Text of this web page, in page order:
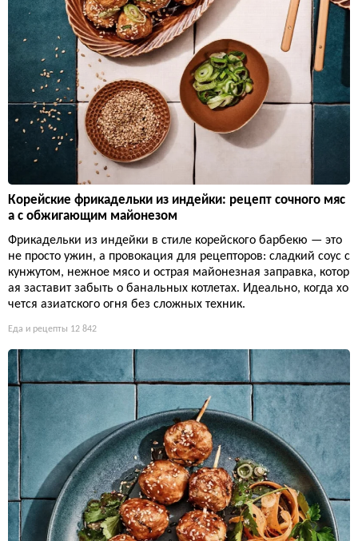
Корейские фрикадельки из индейки: рецепт сочного мяс
а с обжигающим майонезом
Фрикадельки из индейки в стиле корейского барбекю — это
не просто ужин, а провокация для рецепторов: сладкий соус с
кунжутом, нежное мясо и острая майонезная заправка, котор
ая заставит забыть о банальных котлетах. Идеально, когда хо
чется азиатского огня без сложных техник.
Еда и рецепты 12 842